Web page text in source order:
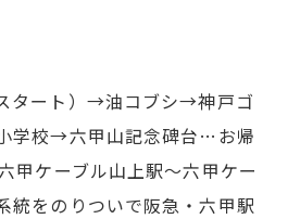
タート）→油コブシ→神戸ゴ
学校→六甲山記念碑台…お帰
甲ケーブル山上駅～六甲ケー
統をのりついで阪急・六甲駅